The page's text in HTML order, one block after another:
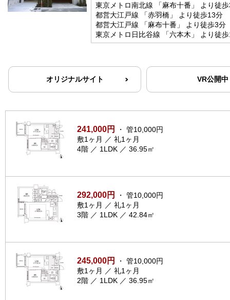
東京メトロ南北線 「麻布十番」 より徒
都営大江戸線 「赤羽橋」 より徒歩13分
都営大江戸線 「麻布十番」 より徒歩3分
東京メトロ日比谷線 「六本木」 より徒
オリジナルサイト VR公開中
241,000円
・ 管10,000円
敷1ヶ月 ／ 礼1ヶ月
4階 ／ 1LDK ／ 36.95㎡
292,000円
・ 管10,000円
敷1ヶ月 ／ 礼1ヶ月
3階 ／ 1LDK ／ 42.84㎡
245,000円
・ 管10,000円
敷1ヶ月 ／ 礼1ヶ月
2階 ／ 1LDK ／ 36.95㎡